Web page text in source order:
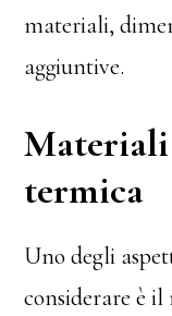
materiali,
aggiuntive.
termica
Uno degli
considerare è